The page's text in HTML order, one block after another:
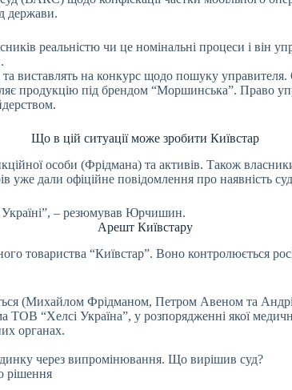
держави.
реальністю чи це номінальні процеси і він
виставлять на конкурс щодо пошуку
продукцію під брендом “Моршинська”. Право
Що в цій ситуації може зробити Київстар
особи (Фрідмана) та активів. Також
уже дали офіційне повідомлення про наявність
Україні”, – резюмував Юрчишин.
Арешт Київстару
товариства “Київстар”. Воно контролюється
(Михайлом Фрідманом, Петром Авеном та
“Хелсі Україна”, у розпорядженні якої
органах.
через випромінювання. Що вирішив суд?
рішення